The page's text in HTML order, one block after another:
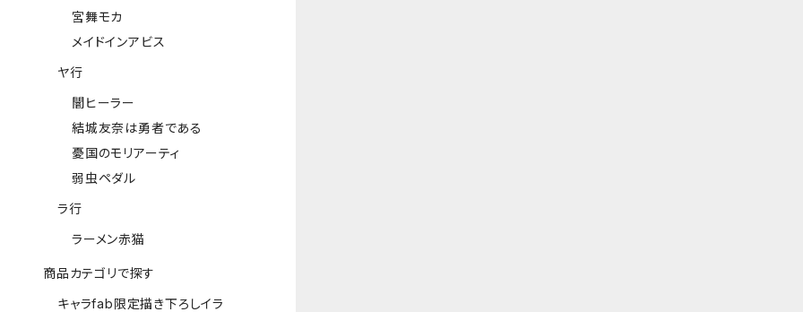
宮舞モカ
メイドインアビス
ヤ行
闇ヒーラー
結城友奈は勇者である
憂国のモリアーティ
弱虫ペダル
ラ行
ラーメン赤猫
商品カテゴリで探す
キャラfab限定描き下ろしイラ